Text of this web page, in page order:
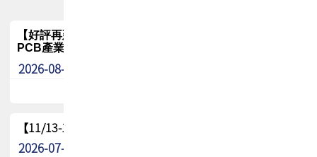
【好評再延長】PCB GPT 全面開放體驗延長到8月!!
PCB產業專屬 AI 知識平台
2026-08-04
【11/13-15】2026 TPCA 百岳登頂_南橫三星
2026-07-22